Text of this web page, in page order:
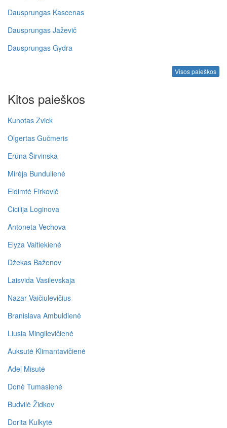
Dausprungas Kascenas
Dausprungas Jaževič
Dausprungas Gydra
Visos paieškos
Kitos paieškos
Kunotas Zvick
Olgertas Gučmeris
Erūna Širvinska
Mirėja Bundulienė
Eidimtė Firkovič
Cicilija Loginova
Antoneta Vechova
Elyza Vaitiekienė
Džekas Baženov
Laisvida Vasilevskaja
Nazar Vaičiulevičius
Branislava Ambuldienė
Liusia Mingilevičienė
Auksutė Klimantavičienė
Adel Misutė
Donė Tumasienė
Budvilė Židkov
Dorita Kulkytė